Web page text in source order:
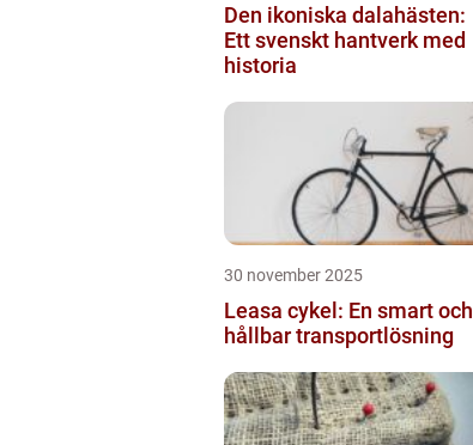
Den ikoniska dalahästen:
Ett svenskt hantverk med
historia
30 november 2025
Leasa cykel: En smart och
hållbar transportlösning